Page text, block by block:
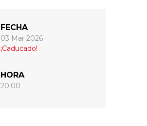
FECHA
03 Mar 2026
¡Caducado!
HORA
20:00